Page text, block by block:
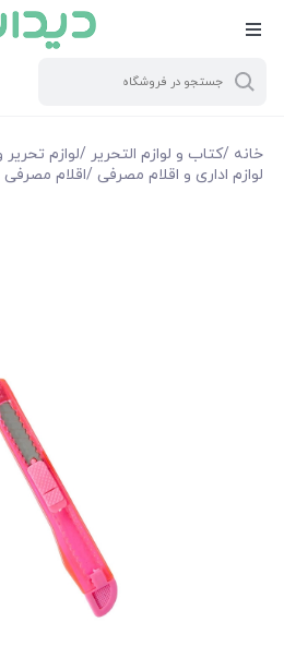
خانه /کتاب و لوازم التحریر /لوازم تحریر
لوازم اداری و اقلام مصرفی /اقلام مصرفی